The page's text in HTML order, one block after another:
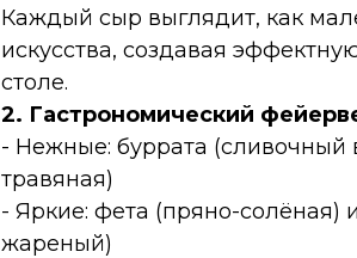
Каждый сыр выглядит, как
искусства, создавая
столе.
2. Гастрономический
- Нежные: буррата (сливочный
травяная)
- Яркие: фета (пряно-солёная)
жареный)